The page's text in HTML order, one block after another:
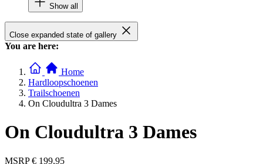
Show all
Close expanded state of gallery
You are here:
Home
Hardloopschoenen
Trailschoenen
On Cloudultra 3 Dames
On Cloudultra 3 Dames
MSRP € 199,95